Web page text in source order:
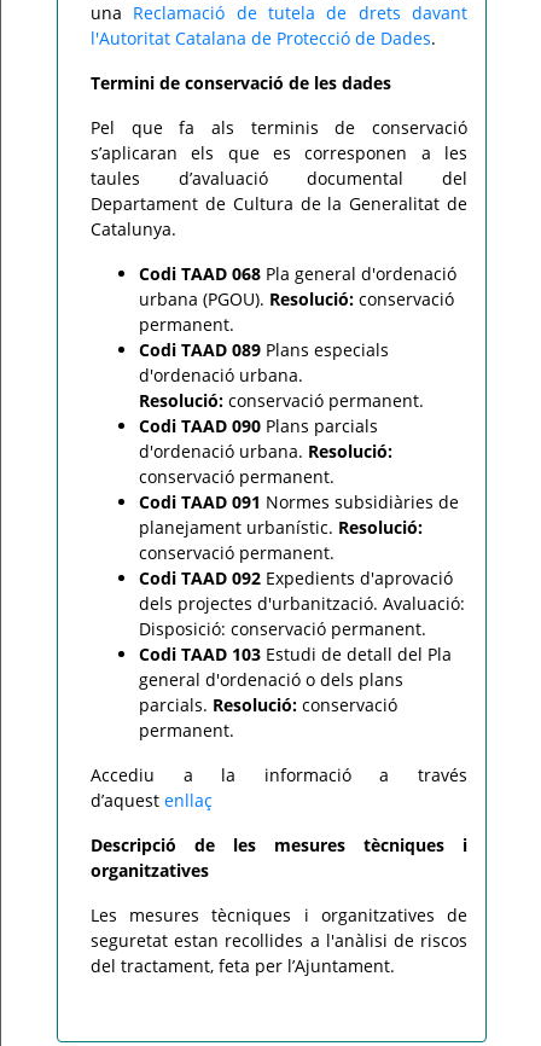
una Reclamació de tutela de drets davant
l'Autoritat Catalana de Protecció de Dades.
Termini de conservació de les dades
Pel que fa als terminis de conservació
s’aplicaran els que es corresponen a les
taules d’avaluació documental del
Departament de Cultura de la Generalitat de
Catalunya.
Codi TAAD 068 Pla general d'ordenació
urbana (PGOU). Resolució: conservació
permanent.
Codi TAAD 089 Plans especials
d'ordenació urbana.
Resolució: conservació permanent.
Codi TAAD 090 Plans parcials
d'ordenació urbana. Resolució:
conservació permanent.
Codi TAAD 091 Normes subsidiàries de
planejament urbanístic. Resolució:
conservació permanent.
Codi TAAD 092 Expedients d'aprovació
dels projectes d'urbanització. Avaluació:
Disposició: conservació permanent.
Codi TAAD 103 Estudi de detall del Pla
general d'ordenació o dels plans
parcials. Resolució: conservació
permanent.
Accediu a la informació a través
d’aquest enllaç
Descripció de les mesures tècniques i
organitzatives
Les mesures tècniques i organitzatives de
seguretat estan recollides a l'anàlisi de riscos
del tractament, feta per l’Ajuntament.